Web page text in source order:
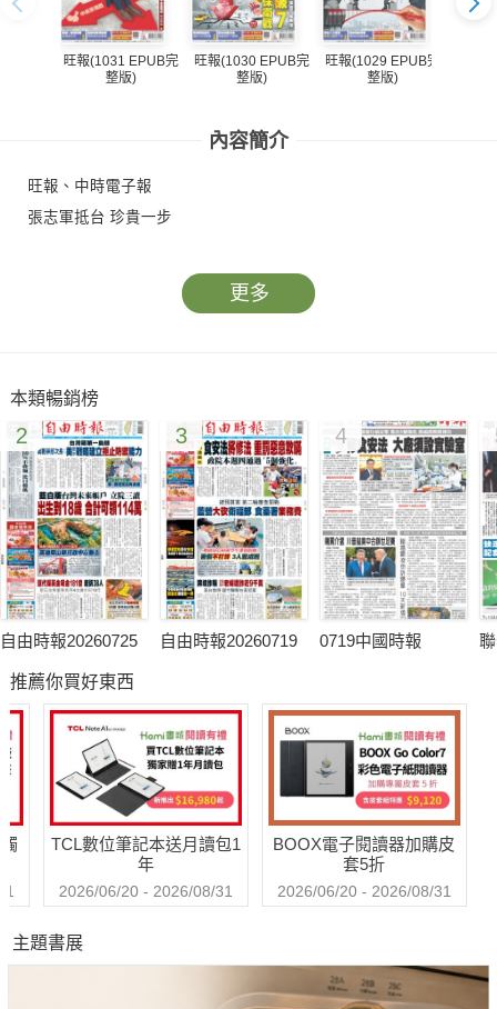
旺報(1031 EPUB完
整版)
旺報(1030 EPUB完
整版)
旺報(1029 EPUB完
整版)
內容簡介
旺報、中時電子報
張志軍抵台 珍貴一步
更多
本類暢銷榜
2
自由時報20260725
3
自由時報20260719
4
0719中國時報
推薦你買好東西
TCL數位筆記本送月讀包1
年
2026/06/20 - 2026/08/31
BOOX電子閱讀器加購皮
套5折
2026/06/20 - 2026/08/31
主題書展